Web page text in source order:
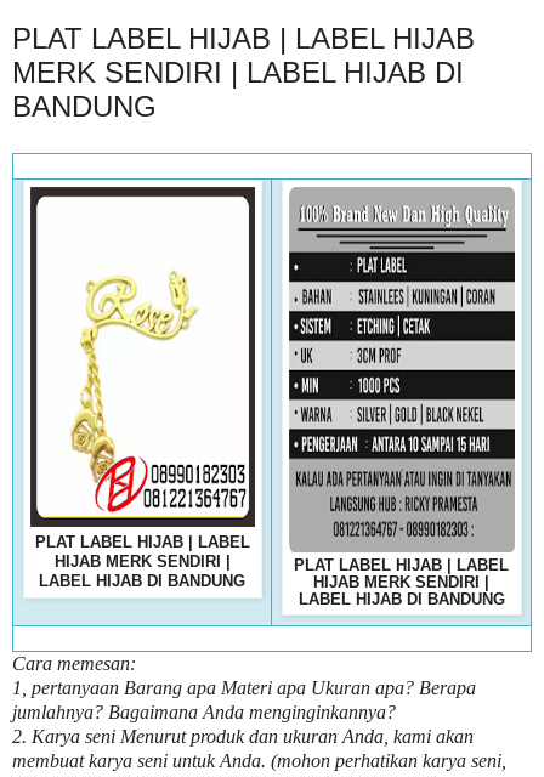
PLAT LABEL HIJAB | LABEL HIJAB
MERK SENDIRI | LABEL HIJAB DI
BANDUNG
PLAT LABEL HIJAB | LABEL
HIJAB MERK SENDIRI |
LABEL HIJAB DI BANDUNG
PLAT LABEL HIJAB | LABEL
HIJAB MERK SENDIRI |
LABEL HIJAB DI BANDUNG
Cara memesan:
1, pertanyaan Barang apa Materi apa Ukuran apa? Berapa
jumlahnya? Bagaimana Anda menginginkannya?
2. Karya seni Menurut produk dan ukuran Anda, kami akan
membuat karya seni untuk Anda. (mohon perhatikan karya seni,